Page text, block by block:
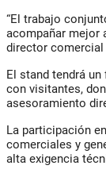
“El trabajo
acompañar mejor
director comercial
El stand tendrá
con visitantes,
asesoramiento
La participación
comerciales y
alta exigencia